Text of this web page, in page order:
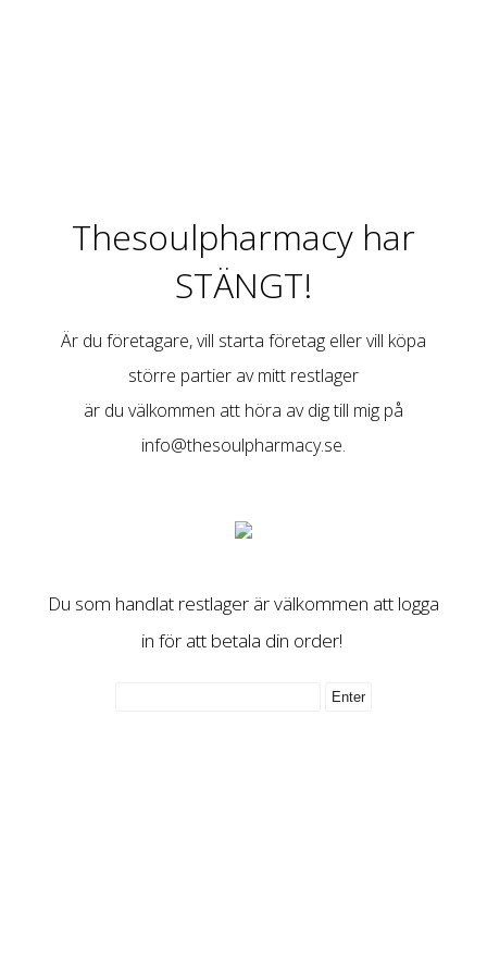
Thesoulpharmacy har
STÄNGT!
Är du företagare, vill starta företag eller vill köpa
större partier av mitt restlager
är du välkommen att höra av dig till mig på
info@thesoulpharmacy.se.
Du som handlat restlager är välkommen att logga
in för att betala din order!